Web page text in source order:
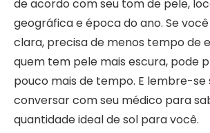
de acordo com seu tom de pele,
geográfica e época do ano. Se
clara, precisa de menos tempo de
quem tem pele mais escura, pode
pouco mais de tempo. E lembre-
conversar com seu médico para
quantidade ideal de sol para você.